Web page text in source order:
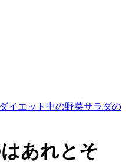
イエット中の野菜サラダの
あれとそ